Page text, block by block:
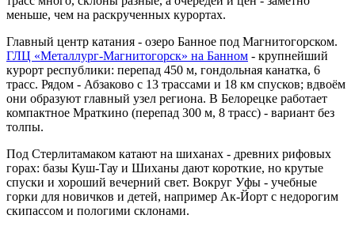
меньше, чем на раскрученных курортах.
Главный центр катания - озеро Банное под Магнитогорском.
ГЛЦ «Металлург-Магнитогорск» на Банном - крупнейший
курорт республики: перепад 450 м, гондольная канатка, 6
трасс. Рядом - Абзаково с 13 трассами и 18 км спусков; вдвоём
они образуют главный узел региона. В Белорецке работает
компактное Мраткино (перепад 300 м, 8 трасс) - вариант без
толпы.
Под Стерлитамаком катают на шиханах - древних рифовых
горах: базы Куш-Тау и Шиханы дают короткие, но крутые
спуски и хороший вечерний свет. Вокруг Уфы - учебные
горки для новичков и детей, например Ак-Йорт с недорогим
скипассом и пологими склонами.